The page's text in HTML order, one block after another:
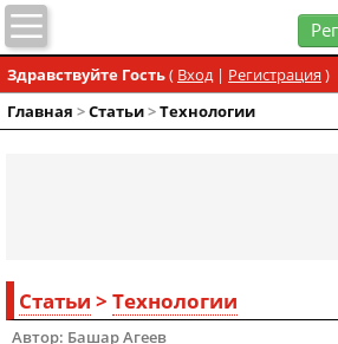
Здравствуйте Гость( Вход| Регистрация )
Главная >Статьи>Технологии
Статьи > Технологии
Автор: Башар Агеев